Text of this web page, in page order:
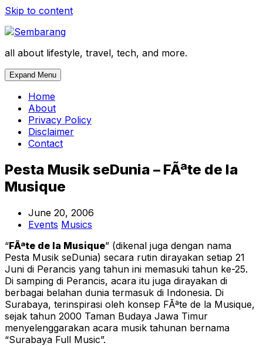
Skip to content
all about lifestyle, travel, tech, and more.
Expand Menu
Home
About
Privacy Policy
Disclaimer
Contact
Pesta Musik seDunia – FÃªte de la
Musique
June 20, 2006
Events Musics
“FÃªte de la Musique” (dikenal juga dengan nama
Pesta Musik seDunia) secara rutin dirayakan setiap 21
Juni di Perancis yang tahun ini memasuki tahun ke-25.
Di samping di Perancis, acara itu juga dirayakan di
berbagai belahan dunia termasuk di Indonesia. Di
Surabaya, terinspirasi oleh konsep FÃªte de la Musique,
sejak tahun 2000 Taman Budaya Jawa Timur
menyelenggarakan acara musik tahunan bernama
“Surabaya Full Music”.